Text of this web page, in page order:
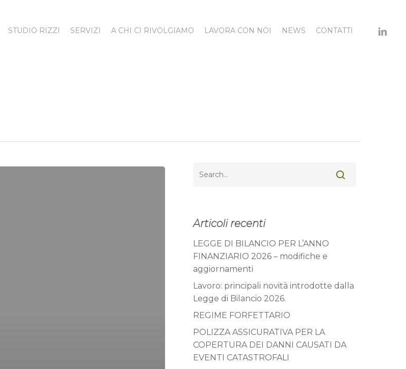
STUDIO RIZZI SERVIZI A CHI CI RIVOLGIAMO LAVORA CON NOI NEWS CONTATTI
Articoli recenti
LEGGE DI BILANCIO PER L’ANNO
FINANZIARIO 2026 – modifiche e
aggiornamenti
Lavoro: principali novità introdotte dalla
Legge di Bilancio 2026.
REGIME FORFETTARIO
POLIZZA ASSICURATIVA PER LA
COPERTURA DEI DANNI CAUSATI DA
EVENTI CATASTROFALI